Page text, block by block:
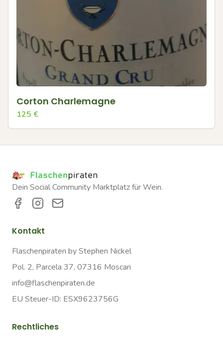
Corton Charlemagne
125 €
Dein Social Community Marktplatz für Wein.
Kontakt
Flaschenpiraten by Stephen Nickel
Pol. 2, Parcela 37, 07316 Moscari
info@flaschenpiraten.de
EU Steuer-ID: ESX9623756G
Rechtliches